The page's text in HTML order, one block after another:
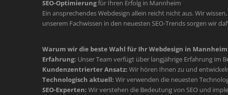
SEO-Optimierungfür Ihren Erfolg in Mannheim
Ein ansprechendes Webdesign allein reicht nicht aus. Wir
unserem Fachwissen in den neuesten SEO-Trends sorgen wir
Warum wir die beste Wahl für Ihr Webdesign in
Erfahrung: Unser Team verfügt über langjährige Erfahrung im
Kundenzentrierter Ansatz: Wir hören Ihnen zu und
Technologisch aktuell: Wir verwenden die neuesten
SEO-Experten: Wir verstehen die Bedeutung von SEO und